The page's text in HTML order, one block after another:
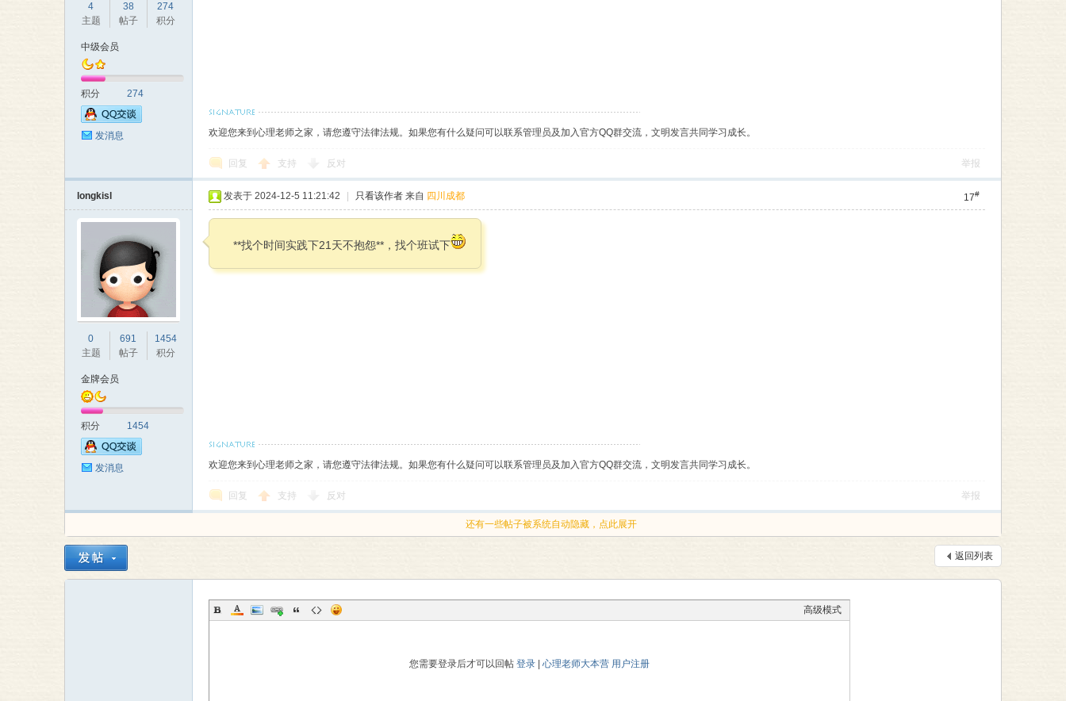
4
主题
38
帖子
274
积分
中级会员
积分 274
发消息 欢迎您来到心理老师之家，请您遵守法律法规。如果您有什么疑问可以联系管理员及加入官方QQ群交流，文明发言共同学习成长。
回复 支持 反对 举报
longkisl
0
主题
691
帖子
1454
积分
金牌会员
积分 1454
发消息
17#
发表于 2024-12-5 11:21:42 只看该作者来自 四川成都
**找个时间实践下21天不抱怨**，找个班试下
欢迎您来到心理老师之家，请您遵守法律法规。如果您有什么疑问可以联系管理员及加入官方QQ群交流，文明发言共同学习成长。
回复 支持 反对 举报
还有一些帖子被系统自动隐藏，点此展开
返回列表
高级模式
您需要登录后才可以回帖 登录| 心理老师大本营 用户注册